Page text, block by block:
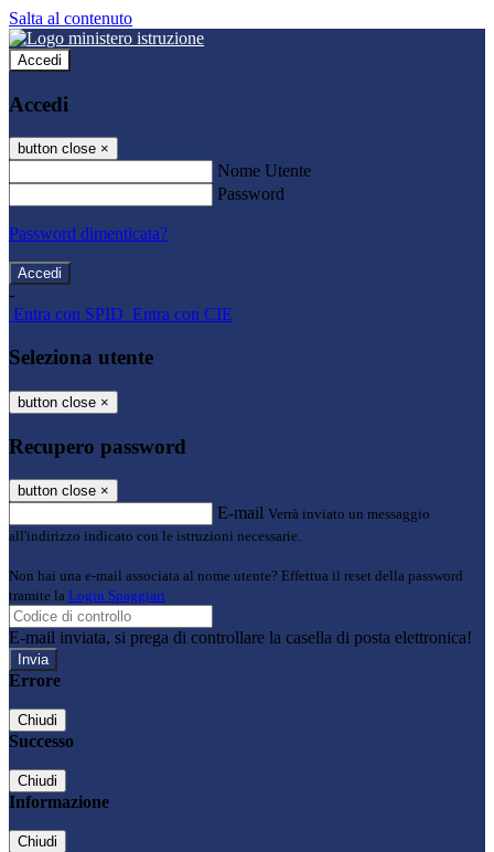
Salta al contenuto
Accedi
Accedi
button close ×
Nome Utente
Password
Password dimenticata?
-
Entra con SPID Entra con CIE
Seleziona utente
button close ×
Recupero password
button close ×
E-mail Verrà inviato un messaggio
all'indirizzo indicato con le istruzioni necessarie.
Non hai una e-mail associata al nome utente? Effettua il reset della password
tramite la Login Spaggiari
E-mail inviata, si prega di controllare la casella di posta elettronica!
Errore
Chiudi
Successo
Chiudi
Informazione
Chiudi